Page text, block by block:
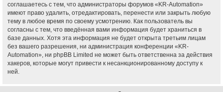
соглашаетесь с тем, что администраторы форумов «KR-Automation»
имеют право удалить, отредактировать, перенести или закрыть любую
тему в любое время по своему усмотрению. Как пользователь вы
согласны с тем, что введённая вами информация будет храниться в
базе данных. Хотя эта информация не будет открыта третьим лицам
без вашего разрешения, ни администрация конференции «KR-
Automation», ни phpBB Limited не может быть ответственна за действия
хакеров, которые могут привести к несанкционированному доступу к
ней.